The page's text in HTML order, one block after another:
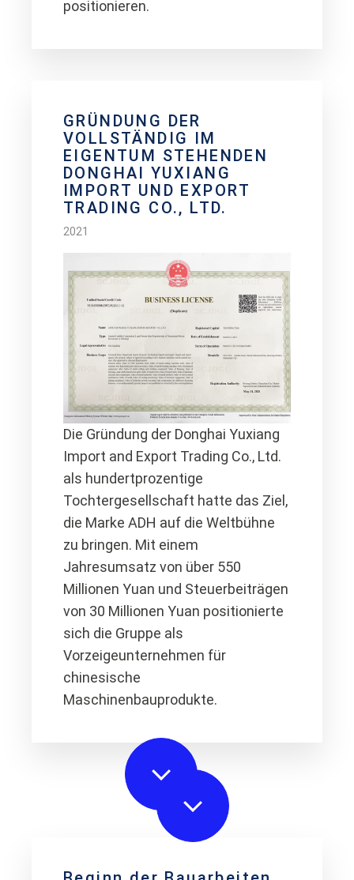
positionieren.
GRÜNDUNG DER
VOLLSTÄNDIG IM
EIGENTUM STEHENDEN
DONGHAI YUXIANG
IMPORT UND EXPORT
TRADING CO., LTD.
2021
Die Gründung der Donghai Yuxiang
Import and Export Trading Co., Ltd.
als hundertprozentige
Tochtergesellschaft hatte das Ziel,
die Marke ADH auf die Weltbühne
zu bringen. Mit einem
Jahresumsatz von über 550
Millionen Yuan und Steuerbeiträgen
von 30 Millionen Yuan positionierte
sich die Gruppe als
Vorzeigeunternehmen für
chinesische
Maschinenbauprodukte.